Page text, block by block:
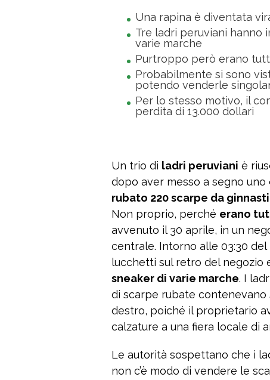
Una rapina è diventata
Tre ladri peruviani hanno
varie marche
Purtroppo però erano
Probabilmente si sono
potendo venderle
Per lo stesso motivo, il
perdita di 13.000 dollari
Un trio di ladri peruviani è
dopo aver messo a segno
rubato 220 scarpe da
Non proprio, perché erano
avvenuto il 30 aprile, in un
centrale. Intorno alle 03:30
lucchetti sul retro del negozio
sneaker di varie marche. I
di scarpe rubate
destro, poiché il proprietario
calzature a una fiera locale di
Le autorità sospettano che i
non c’è modo di vendere le